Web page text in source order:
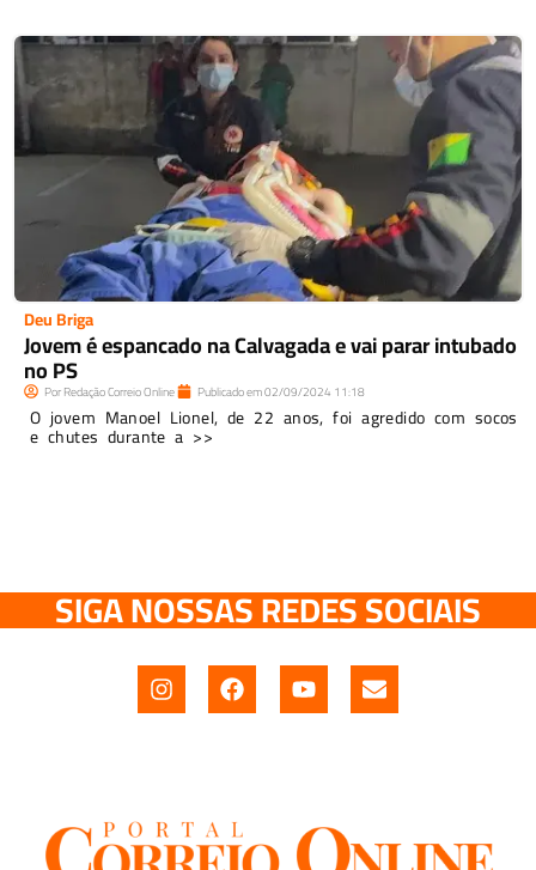
Deu Briga
Jovem é espancado na Calvagada e vai parar intubado
no PS
PorRedação Correio Online Publicado em02/09/2024 11:18
O jovem Manoel Lionel, de 22 anos, foi agredido com socos
e chutes durante a >>
SIGA NOSSAS REDES SOCIAIS